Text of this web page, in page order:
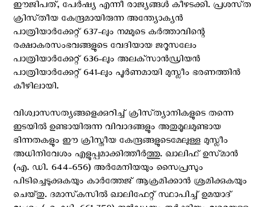
ഈജിപത്, പേർഷ്യ എന്നീ രാജ്യങ്ങൾ കീഴടക്കി. പ്രശസ്‌ത
ക്രിസ്‌തീയ കേന്ദ്രമായിരുന്ന അന്ത്യോക്യൻ
പാത്രിയാർക്കേറ്റ് 637-ലും നമ്മുടെ കർത്താവിന്റെ
രക്ഷാകരസംഭവങ്ങളുടെ വേദിയായ ജറൂസലേം
പാത്രിയാർക്കേറ്റ് 636-ലും അലക്‌സാൻഡ്രിയൻ
പാത്രിയാർക്കേറ്റ് 641-ലും പൂർണമായി മുസ്ലീം ഭരണത്തിൻ
കീഴിലായി.
വിശ്വാസസത്യങ്ങളെക്കുറിച്ച് ക്രിസ്‌ത്യാനികളുടെ തന്നെ
ഇടയിൽ ഉണ്ടായിരുന്ന വിവാദങ്ങളും അതുമൂലമുണ്ടായ
ഭിന്നതകളും ഈ ക്രിസ്തീയ കേന്ദ്രങ്ങളുടെമേലുള്ള മുസ്ലീം
അധിനിവേശം എളുപ്പമാക്കിത്തീർത്തു. ഖാലിഫ് ഉസ്‌മാൻ
(എ. ഡി. 644-656) അർമേനിയയും സൈപ്രസും
പിടിച്ചെടുക്കുകയും കാർത്തേജ് ആക്രമിക്കാൻ ശ്രമിക്കുകയും
ചെയ്‌തു. ദമാസ്‌കസിൽ ഖാലിഫേറ്റ് സ്ഥാപിച്ച് ഉമയാദ്